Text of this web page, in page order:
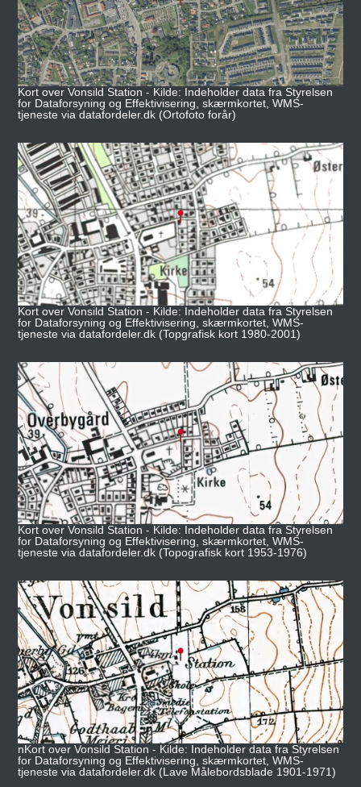
Kort over Vonsild Station - Kilde: Indeholder data fra Styrelsen
for Dataforsyning og Effektivisering, skærmkortet, WMS-
tjeneste via datafordeler.dk (Ortofoto forår)
Kort over Vonsild Station - Kilde: Indeholder data fra Styrelsen
for Dataforsyning og Effektivisering, skærmkortet, WMS-
tjeneste via datafordeler.dk (Topgrafisk kort 1980-2001)
Kort over Vonsild Station - Kilde: Indeholder data fra Styrelsen
for Dataforsyning og Effektivisering, skærmkortet, WMS-
tjeneste via datafordeler.dk (Topografisk kort 1953-1976)
nKort over Vonsild Station - Kilde: Indeholder data fra Styrelsen
for Dataforsyning og Effektivisering, skærmkortet, WMS-
tjeneste via datafordeler.dk (Lave Målebordsblade 1901-1971)